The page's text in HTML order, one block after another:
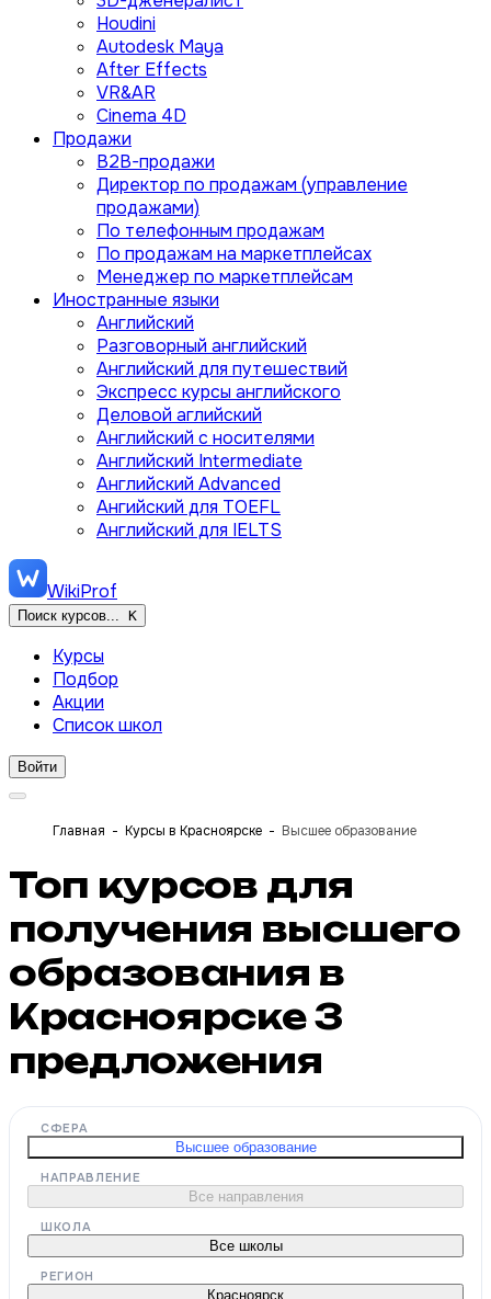
Houdini
Autodesk Maya
After Effects
VR&AR
Cinema 4D
Продажи
B2B-продажи
Директор по продажам (управление
продажами)
По телефонным продажам
По продажам на маркетплейсах
Менеджер по маркетплейсам
Иностранные языки
Английский
Разговорный английский
Английский для путешествий
Экспресс курсы английского
Деловой аглийский
Английский с носителями
Английский Intermediate
Английский Advanced
Ангийский для TOEFL
Английский для IELTS
WikiProf
Поиск курсов... K
Курсы
Подбор
Акции
Список школ
Войти
Главная Курсы в Красноярске Высшее образование
Топ курсов для
получения высшего
образования в
Красноярске3
предложения
СФЕРА
Высшее образование
НАПРАВЛЕНИЕ
Все направления
ШКОЛА
Все школы
РЕГИОН
Красноярск